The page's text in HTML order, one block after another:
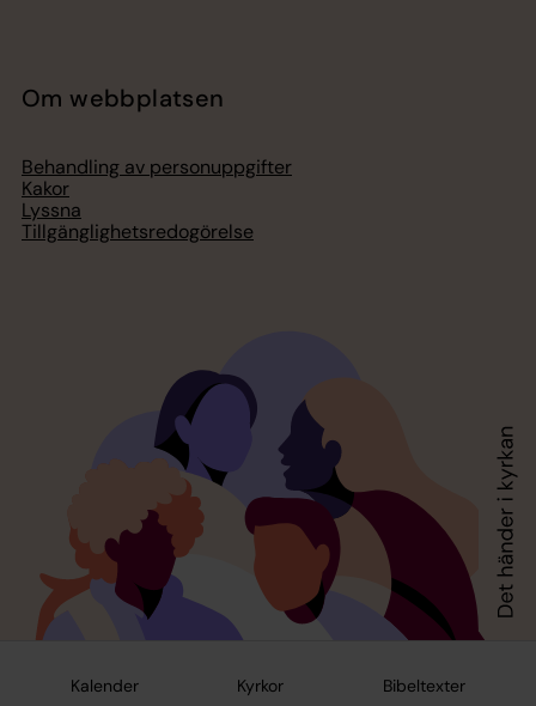
Kalender Kyrkor Bibeltexter
Om webbplatsen
Behandling av personuppgifter
Kakor
Lyssna
Tillgänglighetsredogörelse